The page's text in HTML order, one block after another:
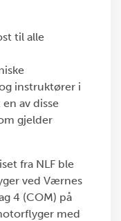
til alle
instruktører i
av disse
gjelder
fra NLF ble
ved Værnes
4 (COM) på
med